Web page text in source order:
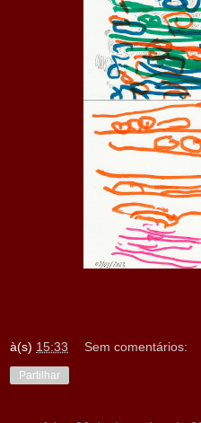
à(s) 15:33 Sem comentários:
Partilhar